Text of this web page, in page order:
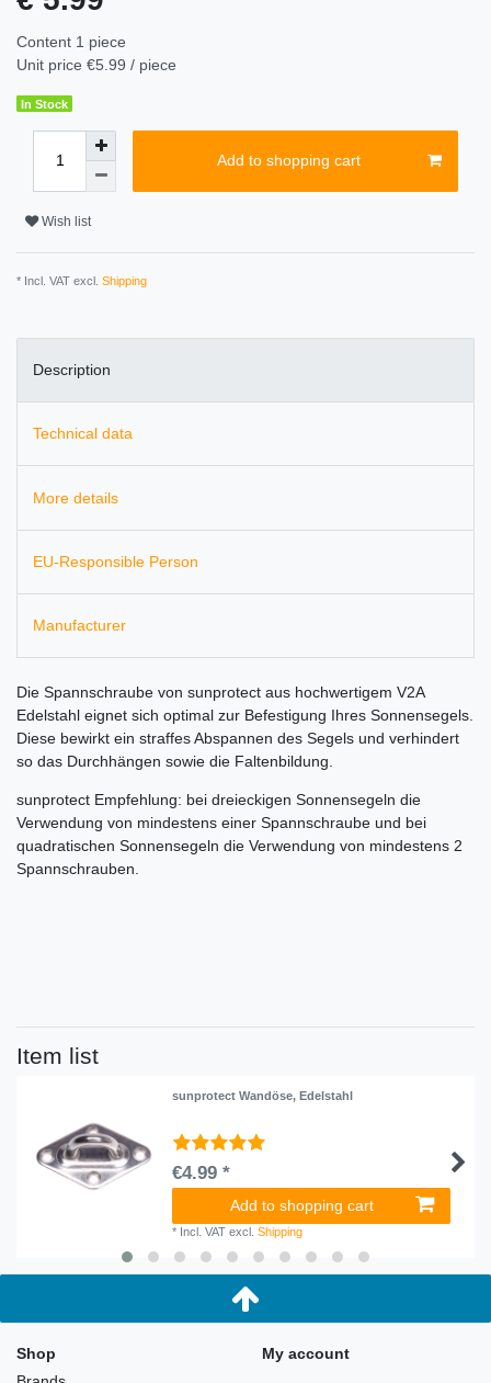
Content 1 piece
Unit price €5.99 / piece
In Stock
Add to shopping cart
Wish list
* Incl. VAT excl. Shipping
Description
Technical data
More details
EU-Responsible Person
Manufacturer
Die Spannschraube von sunprotect aus hochwertigem V2A
Edelstahl eignet sich optimal zur Befestigung Ihres Sonnensegels.
Diese bewirkt ein straffes Abspannen des Segels und verhindert
so das Durchhängen sowie die Faltenbildung.
sunprotect Empfehlung: bei dreieckigen Sonnensegeln die
Verwendung von mindestens einer Spannschraube und bei
quadratischen Sonnensegeln die Verwendung von mindestens 2
Spannschrauben.
Item list
sunprotect Wandöse, Edelstahl
€4.99 *
Add to shopping cart
* Incl. VAT excl.Shipping
Shop
My account